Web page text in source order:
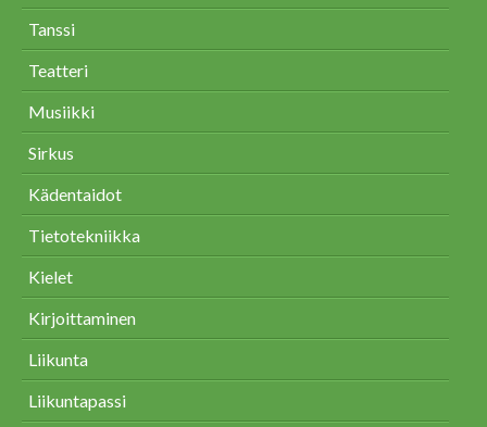
Tanssi
Teatteri
Musiikki
Sirkus
Kädentaidot
Tietotekniikka
Kielet
Kirjoittaminen
Liikunta
Liikuntapassi